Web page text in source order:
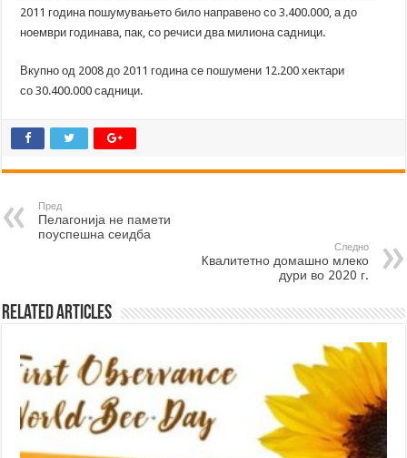
2011 година пошумувањето било направено со 3.400.000, а до
ноември годинава, пак, со речиси два милиона садници.
Вкупно од 2008 до 2011 година се пошумени 12.200 хектари
со 30.400.000 садници.
Пред
Пелагонија не памети
поуспешна сеидба
Следно
Kвалитетно домашно млеко
дури во 2020 г.
Related Articles